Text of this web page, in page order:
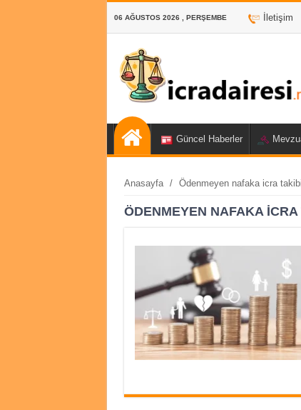
06 AĞUSTOS 2026 , PERŞEMBE İletişim
Güncel Haberler
Anasayfa / Ödenmeyen nafaka icra takibi
ÖDENMEYEN NAFAKA ICRA